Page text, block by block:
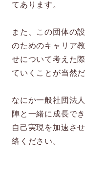
てあります。
また、この団体の
のためのキャリア
せについて考えた
ていくことが当然
なにか一般社団法
陣と一緒に成長で
自己実現を加速さ
絡ください。